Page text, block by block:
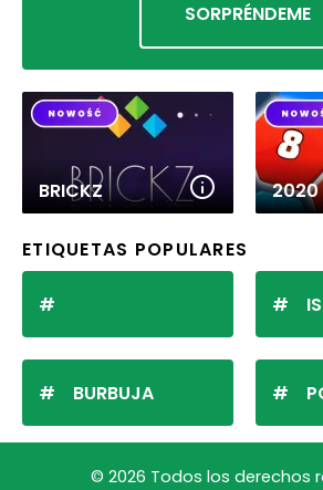
SORPRÉNDEME
BRICKZ 2020
ETIQUETAS POPULARES
BURBUJA
© 2026 Todos los derechos